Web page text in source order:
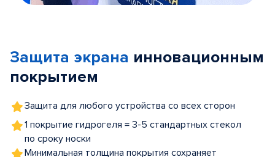
5
Защита экрана инновационным
покрытием
Защита для любого устройства со всех сторон
1 покрытие гидрогеля = 3-5 стандартных стекол
по сроку носки
Минимальная толщина покрытия сохраняет